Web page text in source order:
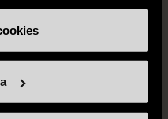
M (38-40)
Mycket gott skick
399 kr